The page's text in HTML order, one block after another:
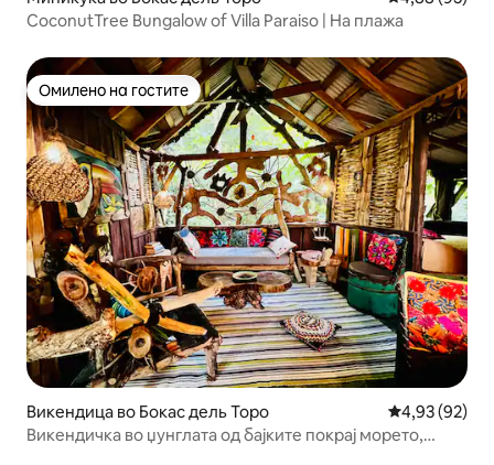
CoconutTree Bungalow of Villa Paraiso | На плажа
Омилено на гостите
Омилено на гостите
Викендица во Бокас дель Торо Просечна
4,93 (92)
Викендичка во џунглата од бајките покрај морето,